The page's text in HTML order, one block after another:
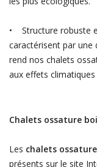
• Structure robuste
caractérisent par une
rend nos chalets
aux effets
Chalets ossature
Les chalets
présents sur le site